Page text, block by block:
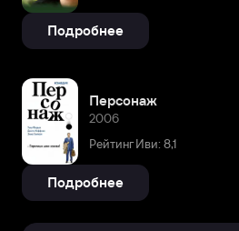
Подробнее
Персонаж
2006
Рейтинг Иви: 8,1
Подробнее